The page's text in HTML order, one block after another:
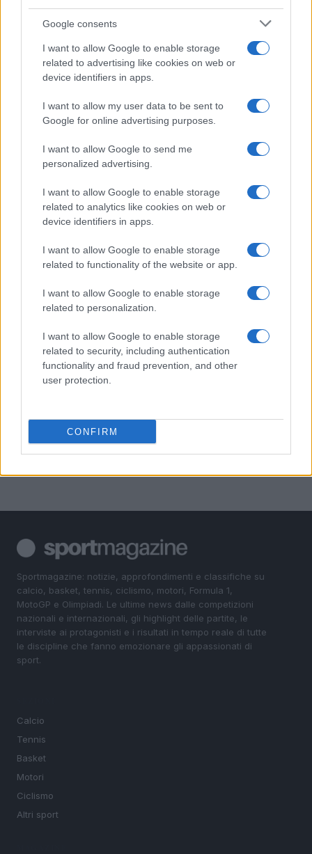
Google consents
I want to allow Google to enable storage
related to advertising like cookies on web or
device identifiers in apps.
I want to allow my user data to be sent to
Google for online advertising purposes.
I want to allow Google to send me
personalized advertising.
I want to allow Google to enable storage
related to analytics like cookies on web or
device identifiers in apps.
I want to allow Google to enable storage
related to functionality of the website or app.
I want to allow Google to enable storage
related to personalization.
I want to allow Google to enable storage
related to security, including authentication
functionality and fraud prevention, and other
user protection.
CONFIRM
Sportmagazine: notizie, approfondimenti e classifiche su
calcio, basket, tennis, ciclismo, motori, Formula 1,
MotoGP e Olimpiadi. Le ultime news dalle competizioni
nazionali e internazionali, gli highlight delle partite, le
interviste ai protagonisti e i risultati in tempo reale di tutte
le discipline che fanno emozionare gli appassionati di
sport.
Calcio
Tennis
Basket
Motori
Ciclismo
Altri sport